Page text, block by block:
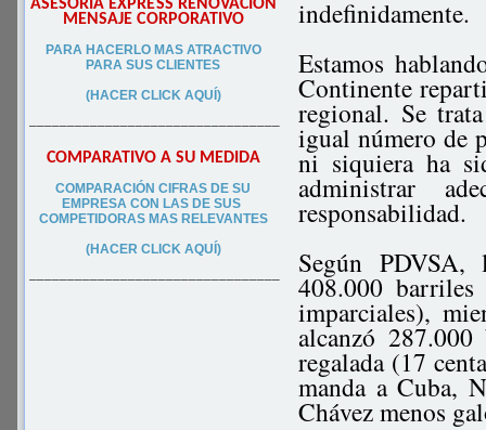
ASESORÍA EXPRESS RENOVACIÓN
MENSAJE CORPORATIVO
PARA HACERLO MAS ATRACTIVO
PARA SUS CLIENTES
(HACER CLICK AQUÍ)
–––––––––––––––––––––––––––––––––
COMPARATIVO A SU MEDIDA
COMPARACIÓN CIFRAS DE SU
EMPRESA CON LAS DE SUS
COMPETIDORAS MAS RELEVANTES
(HACER CLICK AQUÍ)
–––––––––––––––––––––––––––––––––
indefinidamente.
Estamos
Continente
regional. Se
igual número de
ni siquiera ha
administrar
responsabilidad.
Según
408.000
imparciales),
alcanzó
regalada (17
manda a Cuba,
Chávez menos